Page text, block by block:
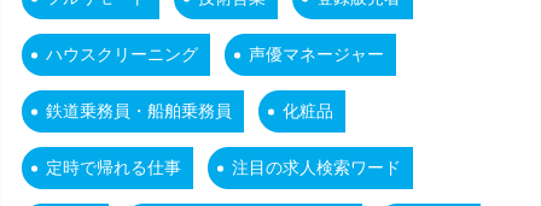
ハウスクリーニング 声優マネージャー
鉄道乗務員・船舶乗務員 化粧品
定時で帰れる仕事 注目の求人検索ワード